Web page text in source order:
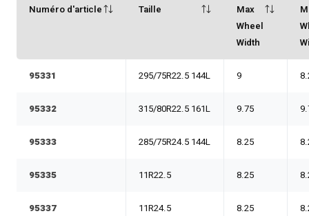
Numéro d'article Taille
Max
Wheel
Width
95331 295/75R22.5 144L 9
95332 315/80R22.5 161L 9.75
95333 285/75R24.5 144L 8.25
95335 11R22.5 8.25
95337 11R24.5 8.25